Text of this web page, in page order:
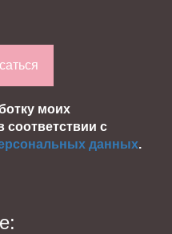
моих
с
данных.